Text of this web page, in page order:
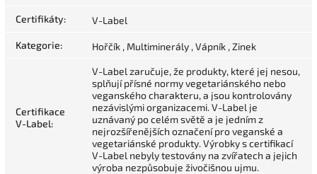
Certifikáty: V-Label
Kategorie: Hořčík , Multiminerály , Vápník , Zinek
Certifikace
V-Label:
V-Label zaručuje, že produkty, které jej nesou,
splňují přísné normy vegetariánského nebo
veganského charakteru, a jsou kontrolovány
nezávislými organizacemi. V-Label je
uznávaný po celém světě a je jedním z
nejrozšířenějších označení pro veganské a
vegetariánské produkty. Výrobky s certifikací
V-Label nebyly testovány na zvířatech a jejich
výroba nezpůsobuje živočišnou ujmu.